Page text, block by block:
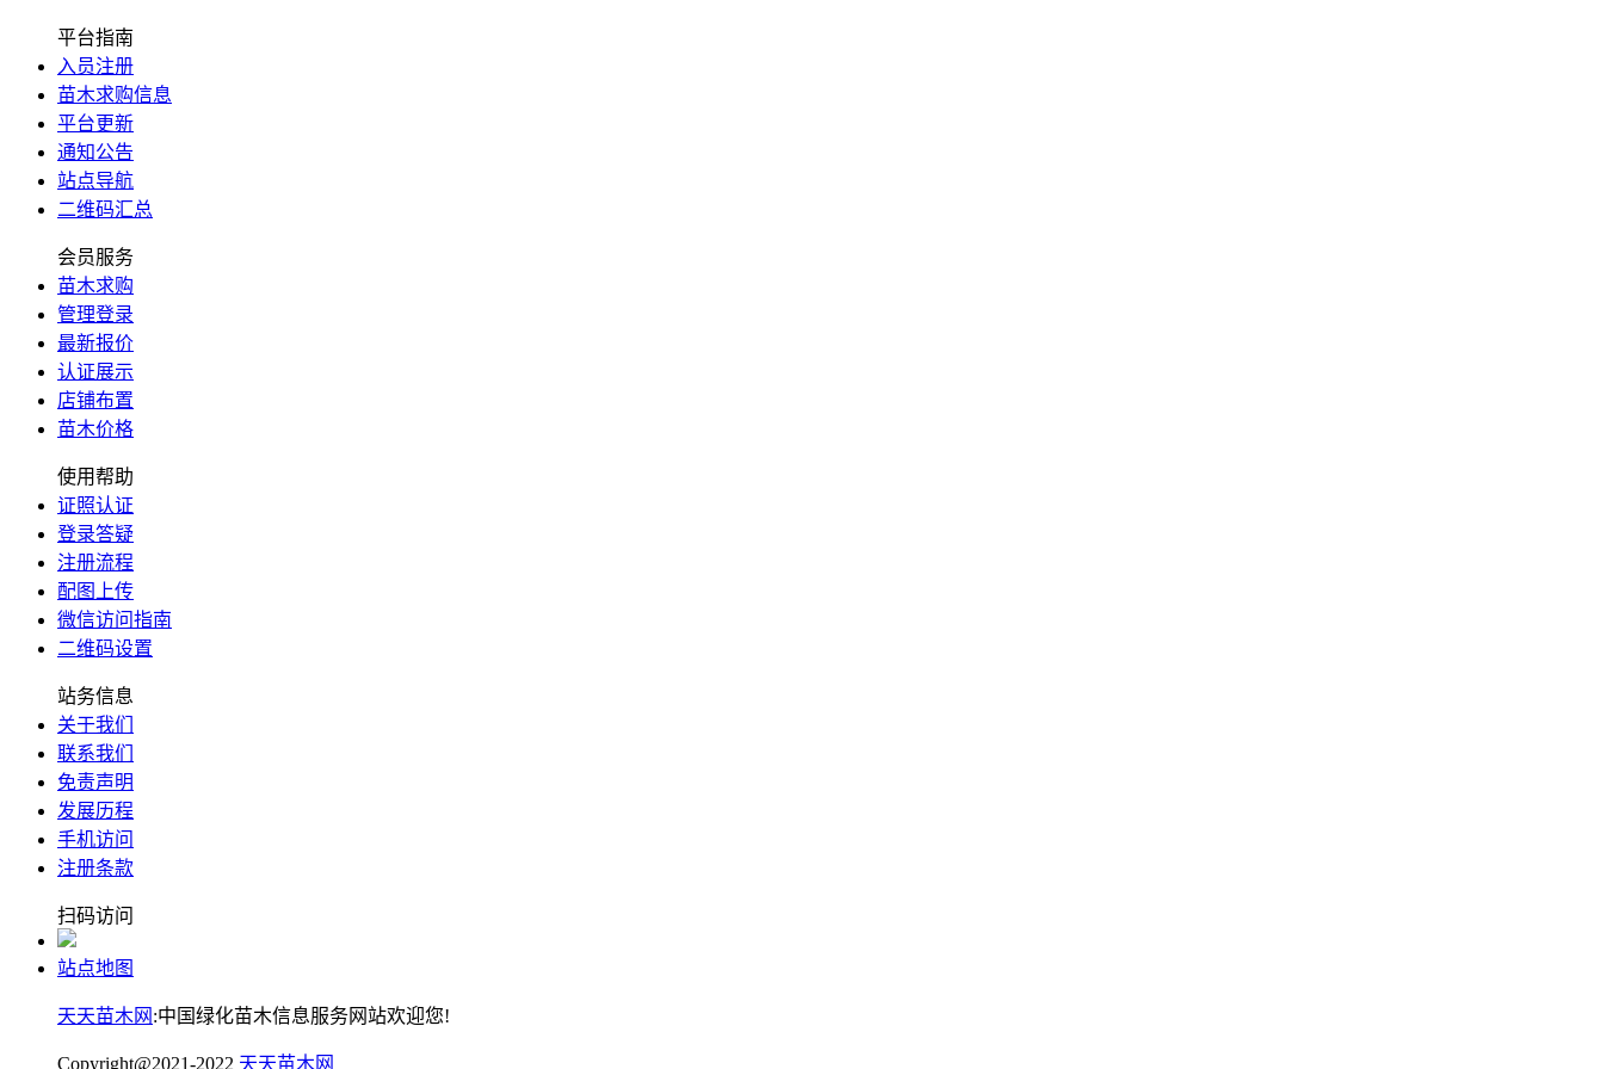
平台指南
入员注册
苗木求购信息
平台更新
通知公告
站点导航
二维码汇总
会员服务
苗木求购
管理登录
最新报价
认证展示
店铺布置
苗木价格
使用帮助
证照认证
登录答疑
注册流程
配图上传
微信访问指南
二维码设置
站务信息
关于我们
联系我们
免责声明
发展历程
手机访问
注册条款
扫码访问
站点地图
天天苗木网 :中国绿化苗木信息服务网站欢迎您!
Copyright@2021-2022 天天苗木网